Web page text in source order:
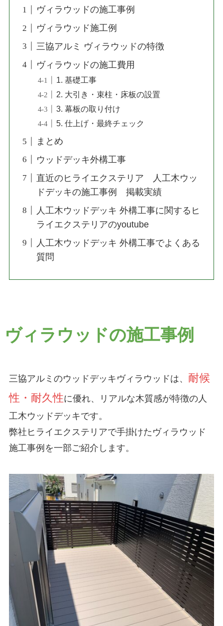
ヴィラウッドの施工事例
ヴィラウッド施工例
三協アルミ ヴィラウッドの特徴
ヴィラウッドの施工費用
1. 基礎工事
2. 大引き・束柱・床板の設置
3. 幕板の取り付け
5. 仕上げ・最終チェック
まとめ
ウッドデッキ外構工事
直近のヒライエクステリア 人工木ウッ
ドデッキの施工事例 掲載実績
人工木ウッドデッキ 外構工事に関するヒ
ライエクステリアのyoutube
人工木ウッドデッキ 外構工事でよくある
質問
ヴィラウッドの施工事例
三協アルミのウッドデッキヴィラウッドは、 耐候
性・耐久性に優れ、リアルな木質感が特徴の人
工木ウッドデッキです。
弊社ヒライエクステリアで手掛けたヴィラウッド
施工事例を一部ご紹介します。